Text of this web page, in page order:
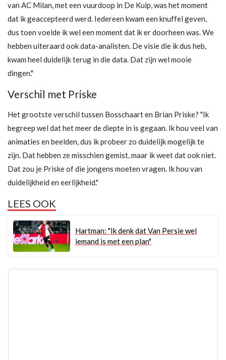
van AC Milan, met een vuurdoop in De Kuip, was het moment
dat ik geaccepteerd werd. Iedereen kwam een knuffel geven,
dus toen voelde ik wel een moment dat ik er doorheen was. We
hebben uiteraard ook data-analisten. De visie die ik dus heb,
kwam heel duidelijk terug in die data. Dat zijn wel mooie
dingen."
Verschil met Priske
Het grootste verschil tussen Bosschaart en Brian Priske? "Ik
begreep wel dat het meer de diepte in is gegaan. Ik hou veel van
animaties en beelden, dus ik probeer zo duidelijk mogelijk te
zijn. Dat hebben ze misschien gemist, maar ik weet dat ook niet.
Dat zou je Priske of die jongens moeten vragen. Ik hou van
duidelijkheid en eerlijkheid."
LEES OOK
Hartman: "Ik denk dat Van Persie wel
iemand is met een plan"